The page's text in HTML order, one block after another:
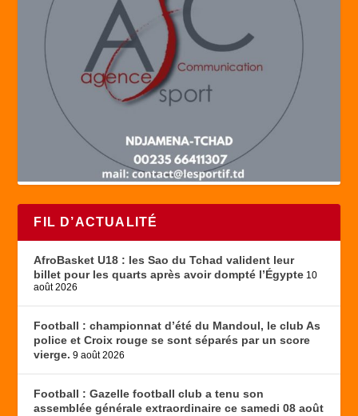
FIL D’ACTUALITÉ
AfroBasket U18 : les Sao du Tchad valident leur
billet pour les quarts après avoir dompté l’Égypte 10
août 2026
Football : championnat d’été du Mandoul, le club As
police et Croix rouge se sont séparés par un score
vierge. 9 août 2026
Football : Gazelle football club a tenu son
assemblée générale extraordinaire ce samedi 08 août